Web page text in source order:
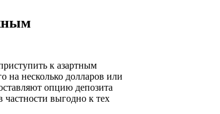
к азартным
на несколько долларов или
опцию депозита
частности выгодно к тех